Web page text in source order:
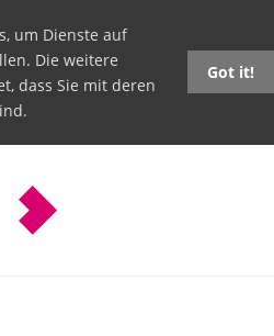
um Dienste auf
Die weitere
dass Sie mit deren
Got it!